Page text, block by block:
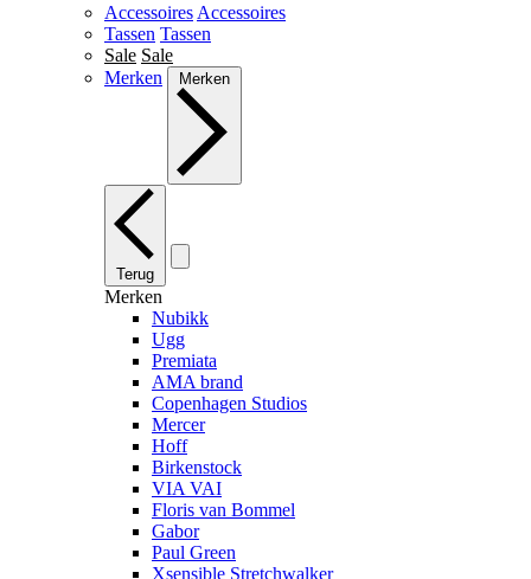
Accessoires Accessoires
Tassen Tassen
Sale Sale
Merken
Merken
Terug
Merken
Nubikk
Ugg
Premiata
AMA brand
Copenhagen Studios
Mercer
Hoff
Birkenstock
VIA VAI
Floris van Bommel
Gabor
Paul Green
Xsensible Stretchwalker